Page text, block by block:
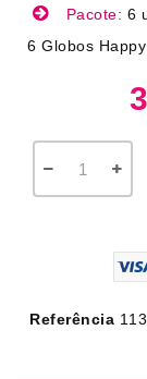
Pacote: 6
6 Globos
Referência